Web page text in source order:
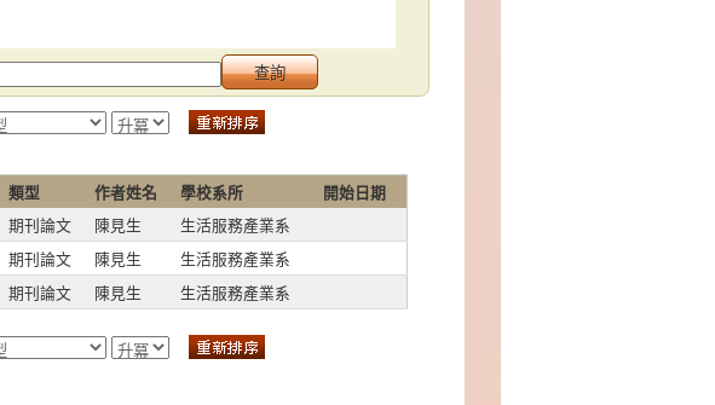
類型 作者姓名 學校系所
開始日期
期刊論文 陳見生
生活服務產業系
期刊論文 陳見生
生活服務產業系
期刊論文 陳見生 生活服務產業系